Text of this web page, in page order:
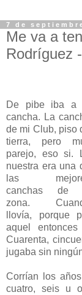
7 de
Me va a
Rodríguez
De pibe iba a
cancha. La
de mi Club, piso
tierra, pero
parejo, eso si.
nuestra era una
las
canchas de
zona.
llovía, porque
aquel
Cuarenta,
jugaba sin
Corrían los
cuatro, seis u